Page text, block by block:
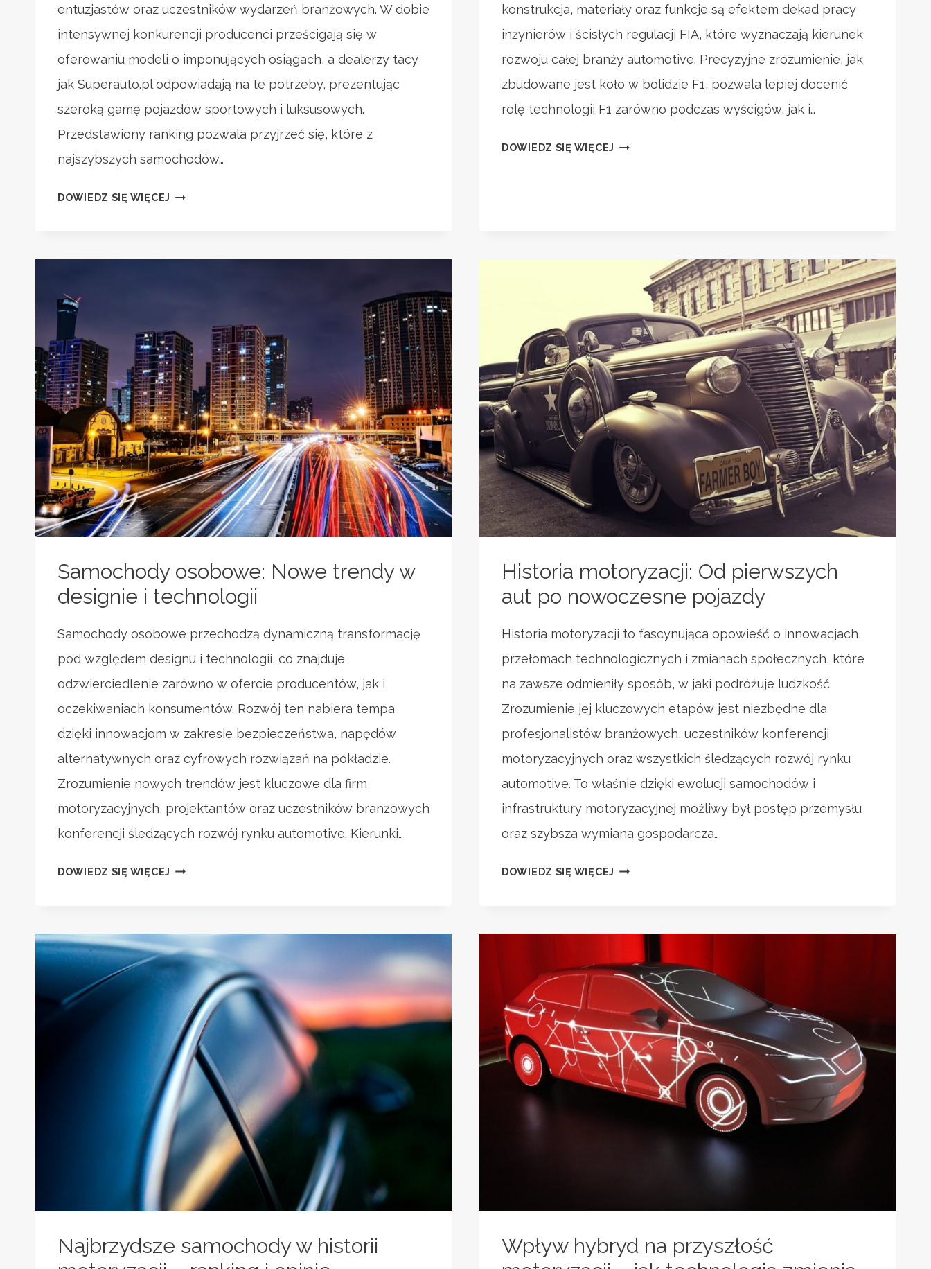
entuzjastów oraz uczestników wydarzeń branżowych. W dobie
intensywnej konkurencji producenci prześcigają się w
oferowaniu modeli o imponujących osiągach, a dealerzy tacy
jak Superauto.pl odpowiadają na te potrzeby, prezentując
szeroką gamę pojazdów sportowych i luksusowych.
Przedstawiony ranking pozwala przyjrzeć się, które z
najszybszych samochodów…
DOWIEDZ SIĘ WIĘCEJ RANKING
konstrukcja, materiały oraz funkcje są efektem dekad pracy
inżynierów i ścisłych regulacji FIA, które wyznaczają kierunek
rozwoju całej branży automotive. Precyzyjne zrozumienie, jak
zbudowane jest koło w bolidzie F1, pozwala lepiej docenić
rolę technologii F1 zarówno podczas wyścigów, jak i…
DOWIEDZ SIĘ WIĘCEJ JAK
TECHNICZNA
CIEKAWOSTKI
Samochody osobowe: Nowe trendy w
designie i technologii
Samochody osobowe przechodzą dynamiczną transformację
pod względem designu i technologii, co znajduje
odzwierciedlenie zarówno w ofercie producentów, jak i
oczekiwaniach konsumentów. Rozwój ten nabiera tempa
dzięki innowacjom w zakresie bezpieczeństwa, napędów
alternatywnych oraz cyfrowych rozwiązań na pokładzie.
Zrozumienie nowych trendów jest kluczowe dla firm
motoryzacyjnych, projektantów oraz uczestników branżowych
konferencji śledzących rozwój rynku automotive. Kierunki…
DOWIEDZ SIĘ WIĘCEJ SAMOCHODY
W
DESIGNIE
TECHNOLOGII
Historia motoryzacji: Od pierwszych
aut po nowoczesne pojazdy
Historia motoryzacji to fascynująca opowieść o innowacjach,
przełomach technologicznych i zmianach społecznych, które
na zawsze odmieniły sposób, w jaki podróżuje ludzkość.
Zrozumienie jej kluczowych etapów jest niezbędne dla
profesjonalistów branżowych, uczestników konferencji
motoryzacyjnych oraz wszystkich śledzących rozwój rynku
automotive. To właśnie dzięki ewolucji samochodów i
infrastruktury motoryzacyjnej możliwy był postęp przemysłu
oraz szybsza wymiana gospodarcza…
DOWIEDZ SIĘ WIĘCEJ HISTORIA
PO
NOWOCZESNE
POJAZDY
Najbrzydsze samochody w historii
Wpływ hybryd na przyszłość